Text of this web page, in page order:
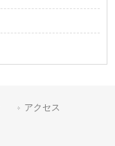
アクセス